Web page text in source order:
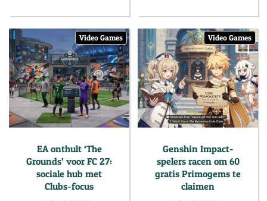
Video Games
EA onthult ‘The
Grounds’ voor FC 27:
sociale hub met
Clubs-focus
Video Games
Genshin Impact-
spelers racen om 60
gratis Primogems te
claimen